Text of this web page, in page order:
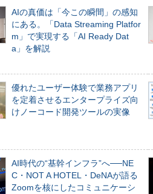
AIの真価は「今この瞬間」の感知
にある。「Data Streaming Platfor
m」で実現する「AI Ready Dat
a」を解説
優れたユーザー体験で業務アプリ
を定着させるエンタープライズ向
けノーコード開発ツールの実像
AI時代の“基幹インフラ”へ──NE
C・NOT A HOTEL・DeNAが語る
Zoomを核にしたコミュニケーシ